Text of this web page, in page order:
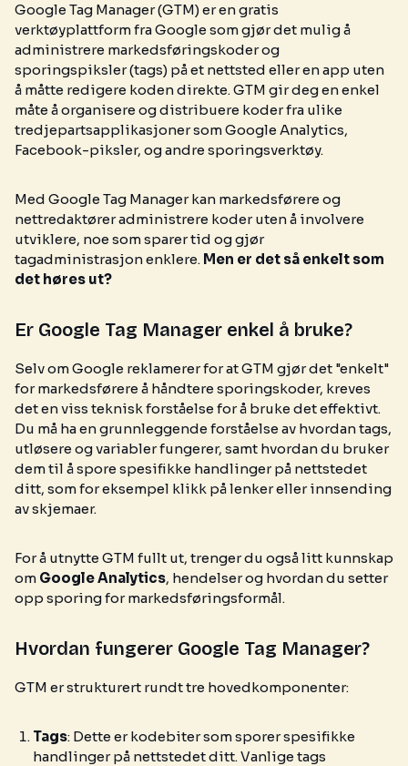
Google Tag Manager (GTM) er en gratis
verktøyplattform fra Google som gjør det mulig å
administrere markedsføringskoder og
sporingspiksler (tags) på et nettsted eller en app uten
å måtte redigere koden direkte. GTM gir deg en enkel
måte å organisere og distribuere koder fra ulike
tredjepartsapplikasjoner som Google Analytics,
Facebook-piksler, og andre sporingsverktøy.
Med Google Tag Manager kan markedsførere og
nettredaktører administrere koder uten å involvere
utviklere, noe som sparer tid og gjør
tagadministrasjon enklere. Men er det så enkelt som
det høres ut?
Er Google Tag Manager enkel å bruke?
Selv om Google reklamerer for at GTM gjør det "enkelt"
for markedsførere å håndtere sporingskoder, kreves
det en viss teknisk forståelse for å bruke det effektivt.
Du må ha en grunnleggende forståelse av hvordan tags,
utløsere og variabler fungerer, samt hvordan du bruker
dem til å spore spesifikke handlinger på nettstedet
ditt, som for eksempel klikk på lenker eller innsending
av skjemaer.
For å utnytte GTM fullt ut, trenger du også litt kunnskap
om Google Analytics, hendelser og hvordan du setter
opp sporing for markedsføringsformål.
Hvordan fungerer Google Tag Manager?
GTM er strukturert rundt tre hovedkomponenter:
Tags: Dette er kodebiter som sporer spesifikke
handlinger på nettstedet ditt. Vanlige tags